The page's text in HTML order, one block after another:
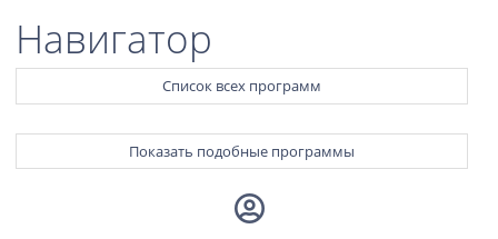
Навигатор
Список всех программ
Показать подобные программы